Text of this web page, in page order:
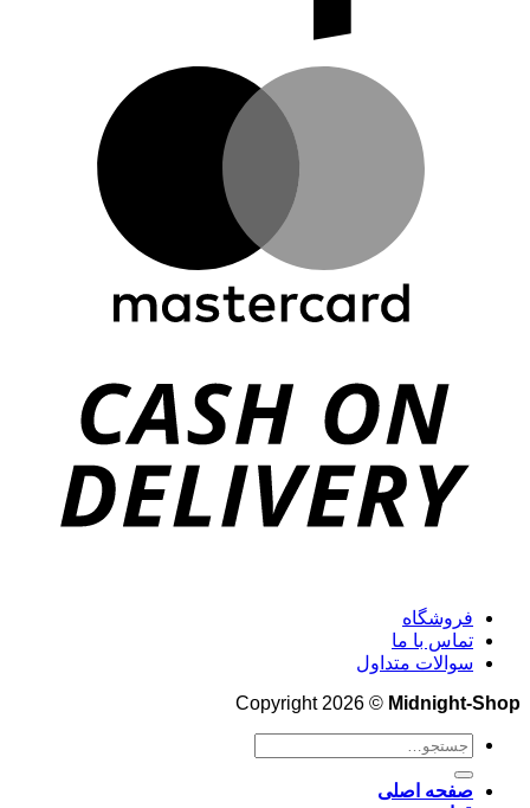
فروشگاه
تماس با ما
سوالات متداول
Copyright 2026 © Midnight-Shop
جستجو
صفحه اصلی